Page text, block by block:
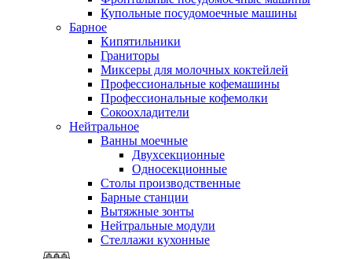
Купольные посудомоечные машины
Барное
Кипятильники
Граниторы
Миксеры для молочных коктейлей
Профессиональные кофемашины
Профессиональные кофемолки
Сокоохладители
Нейтральное
Ванны моечные
Двухсекционные
Односекционные
Столы производственные
Барные станции
Вытяжные зонты
Нейтральные модули
Стеллажи кухонные